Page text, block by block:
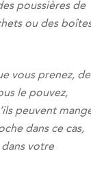
poussières de
ou des
vous prenez, de
le pouvez,
peuvent
dans ce cas,
votre